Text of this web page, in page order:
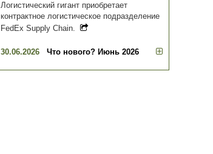
Логистический гигант приобретает
контрактное логистическое подразделение
FedEx Supply Chain.
30.06.2026 Что нового? Июнь 2026